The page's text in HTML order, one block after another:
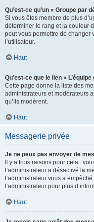
Qu’est-ce qu’un « Groupe par
Si vous êtes membre de plus
déterminer le rang et la couleur
peut vous permettre de changer
l’utilisateur.
Haut
Qu’est-ce que le lien «
Cette page donne la liste des
administrateurs et modérateurs
qu’ils modèrent.
Haut
Messagerie privée
Je ne peux pas envoyer de
Il y a trois raisons pour cela :
l’administrateur a désactivé la
l’administrateur vous a
l’administrateur pour plus
Haut